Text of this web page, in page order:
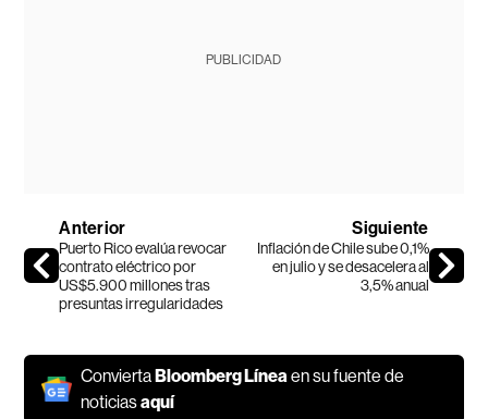
PUBLICIDAD
Anterior
Puerto Rico evalúa revocar
contrato eléctrico por
US$5.900 millones tras
presuntas irregularidades
Siguiente
Inflación de Chile sube 0,1%
en julio y se desacelera al
3,5% anual
ConviertaBloomberg Línea en su fuente de
noticiasaquí